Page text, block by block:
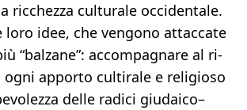
ric­chezza culturale occidentale.
loro idee, che vengono attaccate
“balzane”: accompagnare al ri­
apporto cultirale e reli­gioso
delle radici giudaico–